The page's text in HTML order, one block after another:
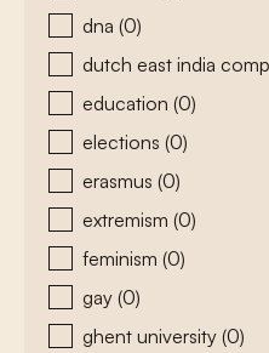
dna (0)
dutch east india
education (0)
elections (0)
erasmus (0)
extremism (0)
feminism (0)
gay (0)
ghent university (0)